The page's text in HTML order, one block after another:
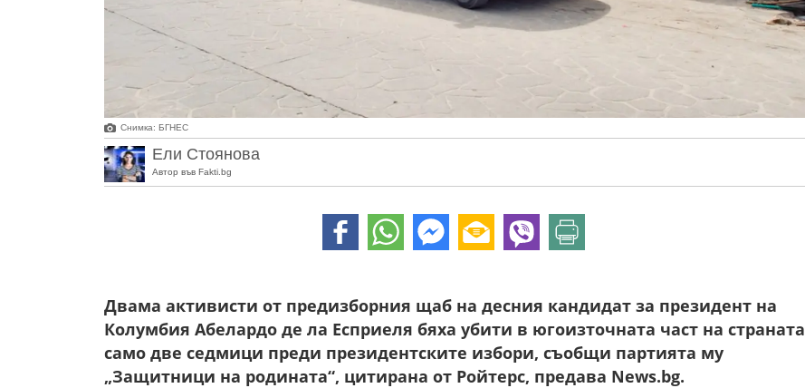
Снимка: БГНЕС
Ели Стоянова
Автор във Fakti.bg
Двама активисти от предизборния щаб на десния кандидат за президент на
Колумбия Абелардо де ла Есприеля бяха убити в югоизточната част на страната
само две седмици преди президентските избори, съобщи партията му
„Защитници на родината“, цитирана от Ройтерс, предава News.bg.